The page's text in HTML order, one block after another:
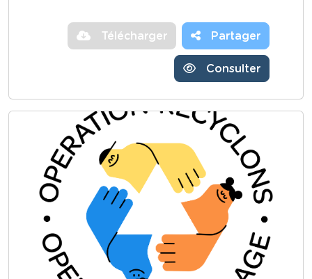
Télécharger Partager
Consulter